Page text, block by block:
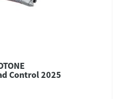
Control 2025